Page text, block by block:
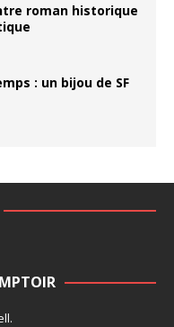
roman historique
: un bijou de SF